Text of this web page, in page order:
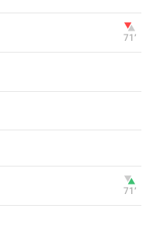
71‎’‎
71‎’‎